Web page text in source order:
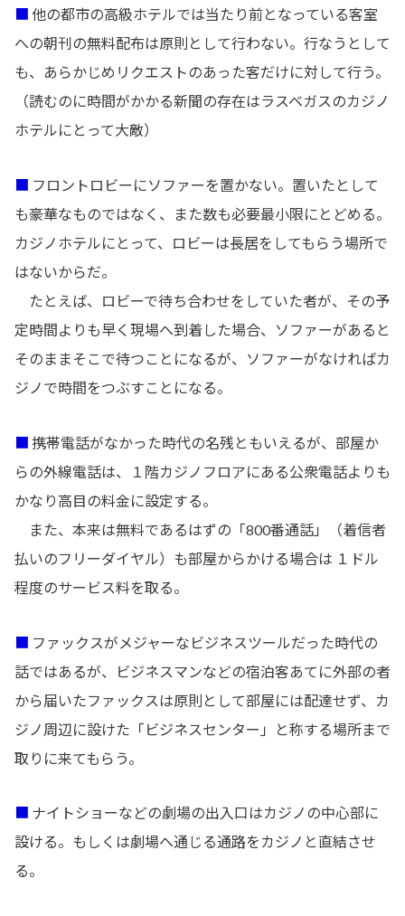
他の都市の高級ホテルでは当たり前となっている客室
への朝刊の無料配布は原則として行わない。行なうとして
も、あらかじめリクエストのあった客だけに対して行う。
（読むのに時間がかかる新聞の存在はラスベガスのカジノ
ホテルにとって大敵）
■ フロントロビーにソファーを置かない。置いたとして
も豪華なものではなく、また数も必要最小限にとどめる。
カジノホテルにとって、ロビーは長居をしてもらう場所で
はないからだ。
たとえば、ロビーで待ち合わせをしていた者が、その予
定時間よりも早く現場へ到着した場合、ソファーがあると
そのままそこで待つことになるが、ソファーがなければカ
ジノで時間をつぶすことになる。
■ 携帯電話がなかった時代の名残ともいえるが、部屋か
らの外線電話は、１階カジノフロアにある公衆電話よりも
かなり高目の料金に設定する。
また、本来は無料であるはずの「800番通話」（着信者
払いのフリーダイヤル）も部屋からかける場合は １ドル
程度のサービス料を取る。
■ ファックスがメジャーなビジネスツールだった時代の
話ではあるが、ビジネスマンなどの宿泊客あてに外部の者
から届いたファックスは原則として部屋には配達せず、カ
ジノ周辺に設けた「ビジネスセンター」と称する場所まで
取りに来てもらう。
ナイトショーなどの劇場の出入口はカジノの中心部に
設ける。もしくは劇場へ通じる通路をカジノと直結させ
る。